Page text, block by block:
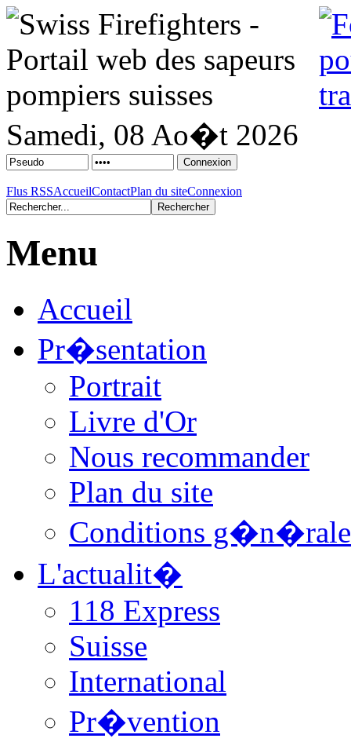
Samedi, 08 Ao�t 2026
Flus RSSAccueilContactPlan du siteConnexion
Menu
Accueil
Pr�sentation
Portrait
Livre d'Or
Nous recommander
Plan du site
Conditions
L'actualit�
118 Express
Suisse
International
Pr�vention